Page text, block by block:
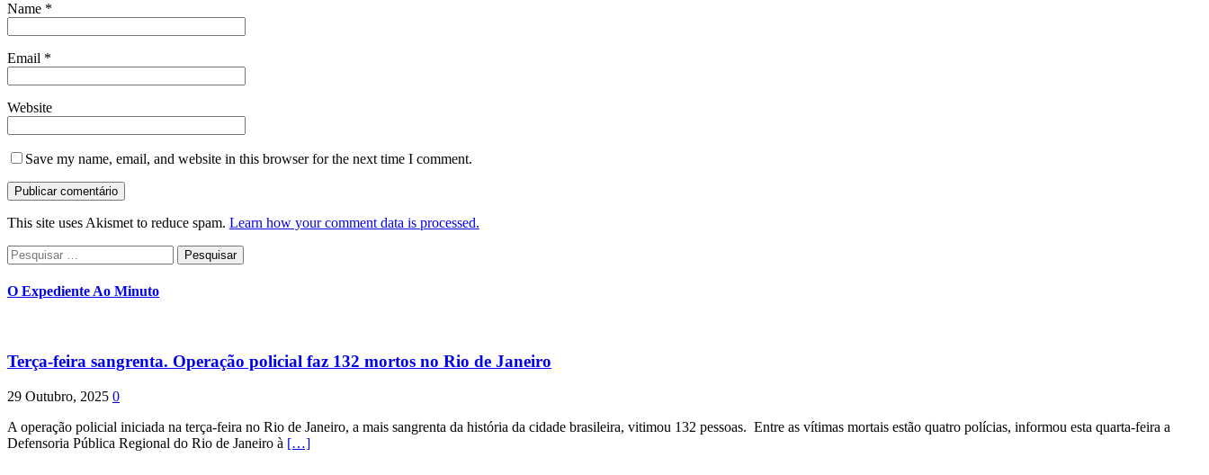
Name *
Email *
Website
Save my name, email, and website in this browser for the next time I comment.
This site uses Akismet to reduce spam. Learn how your comment data is processed.
Pesquisar
por:
O Expediente Ao Minuto
Terça-feira sangrenta. Operação policial faz 132 mortos no Rio de Janeiro
29 Outubro, 2025 0
A operação policial iniciada na terça-feira no Rio de Janeiro, a mais sangrenta da história da cidade brasileira, vitimou 132 pessoas. Entre as vítimas mortais estão quatro polícias, informou esta quarta-feira a
Defensoria Pública Regional do Rio de Janeiro à […]